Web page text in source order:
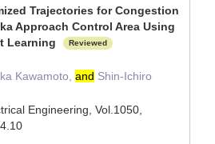
Trajectories for Congestion
Approach Control Area Using
Learning
Reviewed
Kawamoto, and Shin-Ichiro
Engineering, Vol.1050,